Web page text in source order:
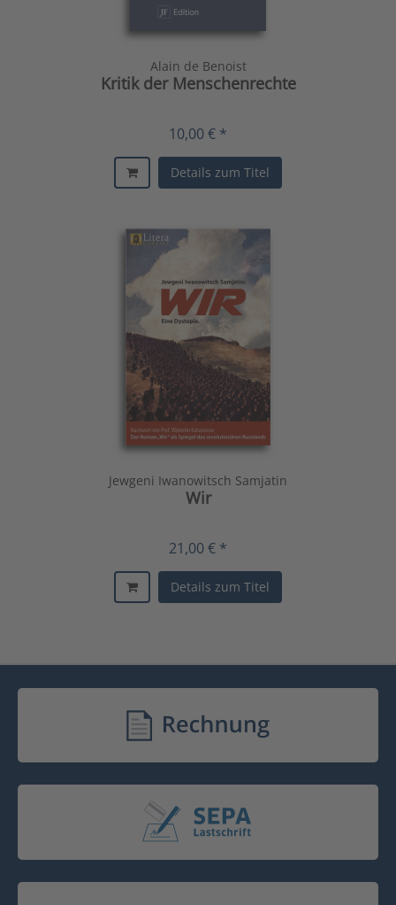
Alain de Benoist
Kritik der Menschenrechte
10,00 € *
Details zum Titel
Jewgeni Iwanowitsch Samjatin
Wir
21,00 € *
Details zum Titel